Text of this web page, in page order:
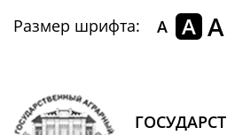
Размер шрифта: A A A